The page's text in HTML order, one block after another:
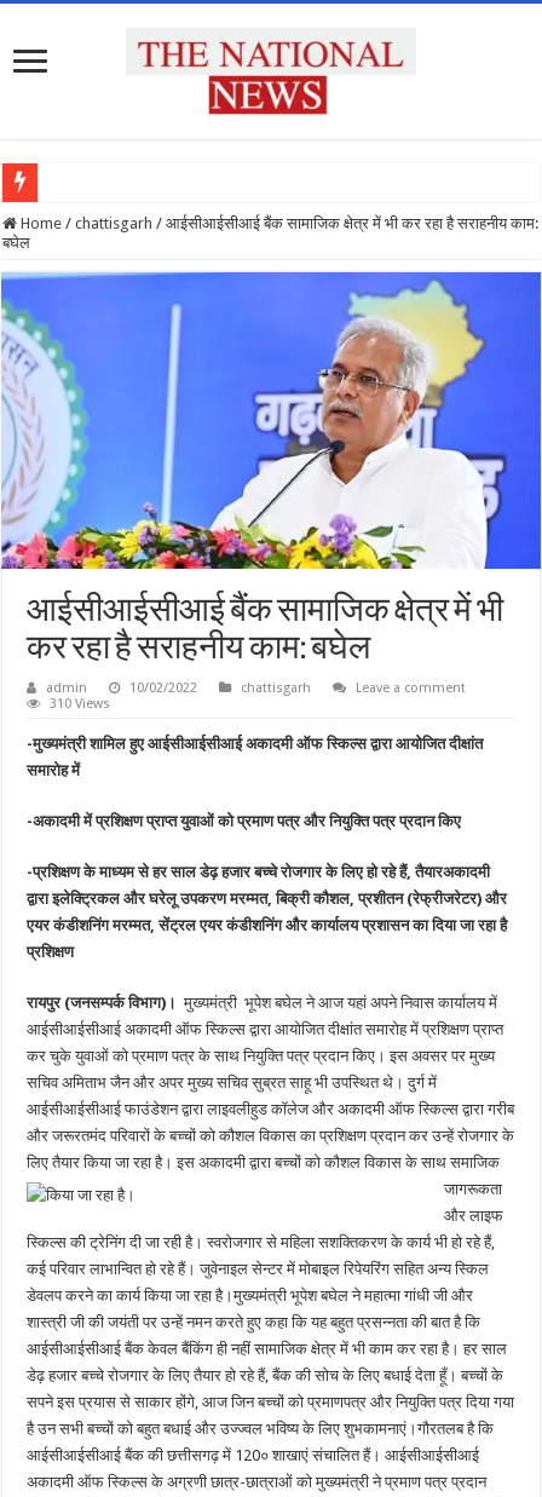
देशभर में रथ यात्रा की धूम, भाई बलभद्र और बहन सुभद्रा के साथ रथों पर सवार हुए महाप्रभु
Home / chattisgarh / आईसीआईसीआई बैंक सामाजिक क्षेत्र में भी कर रहा है सराहनीय काम:
बघेल
आईसीआईसीआई बैंक सामाजिक क्षेत्र में भी
कर रहा है सराहनीय काम: बघेल
admin 10/02/2022 chattisgarh
Leave a comment
310 Views
-मुख्यमंत्री शामिल हुए आईसीआईसीआई अकादमी ऑफ स्किल्स द्वारा आयोजित दीक्षांत
समारोह में
-अकादमी में प्रशिक्षण प्राप्त युवाओं को प्रमाण पत्र और नियुक्ति पत्र प्रदान किए
-प्रशिक्षण के माध्यम से हर साल डेढ़ हजार बच्चे रोजगार के लिए हो रहे हैं, तैयारअकादमी
द्वारा इलेक्ट्रिकल और घरेलू उपकरण मरम्मत, बिक्री कौशल, प्रशीतन (रेफ्रीजरेटर) और
एयर कंडीशनिंग मरम्मत, सेंट्रल एयर कंडीशनिंग और कार्यालय प्रशासन का दिया जा रहा है
प्रशिक्षण
रायपुर (जनसम्पर्क विभाग)। मुख्यमंत्री भूपेश बघेल ने आज यहां अपने निवास कार्यालय में
आईसीआईसीआई अकादमी ऑफ स्किल्स द्वारा आयोजित दीक्षांत समारोह में प्रशिक्षण प्राप्त
कर चुके युवाओं को प्रमाण पत्र के साथ नियुक्ति पत्र प्रदान किए। इस अवसर पर मुख्य
सचिव अमिताभ जैन और अपर मुख्य सचिव सुब्रत साहू भी उपस्थित थे। दुर्ग में
आईसीआईसीआई फाउंडेशन द्वारा लाइवलीहुड कॉलेज और अकादमी ऑफ स्किल्स द्वारा गरीब
और जरूरतमंद परिवारों के बच्चों को कौशल विकास का प्रशिक्षण प्रदान कर उन्हें रोजगार के
लिए तैयार किया जा रहा है।इस अकादमी द्वारा बच्चों को कौशल विकास के साथ समाजिक
जागरूकता
और लाइफ
स्किल्स की ट्रेनिंग दी जा रही है। स्वरोजगार से महिला सशक्तिकरण के कार्य भी हो रहे हैं,
कई परिवार लाभान्वित हो रहे हैं। जुवेनाइल सेन्टर में मोबाइल रिपेयरिंग सहित अन्य स्किल
डेवलप करने का कार्य किया जा रहा है।मुख्यमंत्री भूपेश बघेल ने महात्मा गांधी जी और
शास्त्री जी की जयंती पर उन्हें नमन करते हुए कहा कि यह बहुत प्रसन्नता की बात है कि
आईसीआईसीआई बैंक केवल बैंकिंग ही नहीं सामाजिक क्षेत्र में भी काम कर रहा है। हर साल
डेढ़ हजार बच्चे रोजगार के लिए तैयार हो रहे हैं, बैंक की सोच के लिए बधाई देता हूँ। बच्चों के
सपने इस प्रयास से साकार होंगे, आज जिन बच्चों को प्रमाणपत्र और नियुक्ति पत्र दिया गया
है उन सभी बच्चों को बहुत बधाई और उज्ज्वल भविष्य के लिए शुभकामनाएं।गौरतलब है कि
आईसीआईसीआई बैंक की छत्तीसगढ़ में 120० शाखाएं संचालित हैं। आईसीआईसीआई
अकादमी ऑफ स्किल्स के अग्रणी छात्र-छात्राओं को मुख्यमंत्री ने प्रमाण पत्र प्रदान